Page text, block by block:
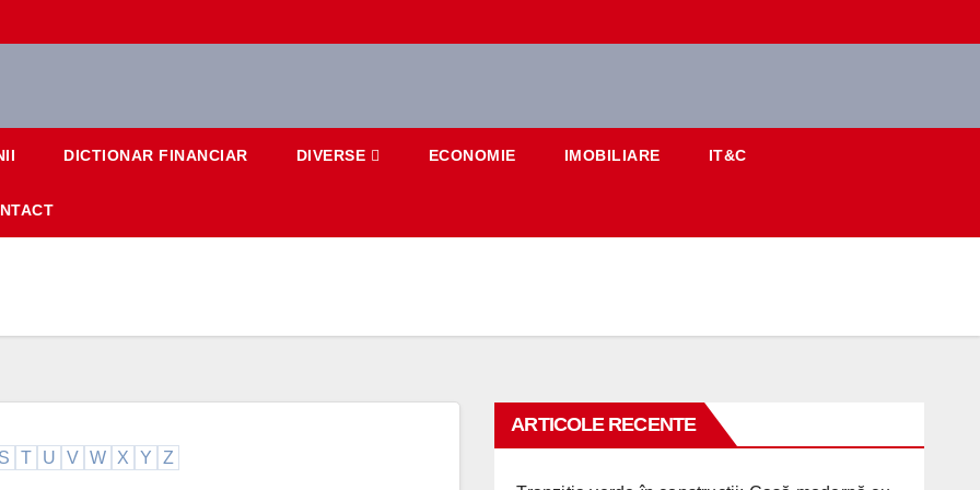
DICTIONAR FINANCIAR DIVERSE ECONOMIE IMOBILIARE IT&C
S T U V W X Y Z
ARTICOLE RECENTE